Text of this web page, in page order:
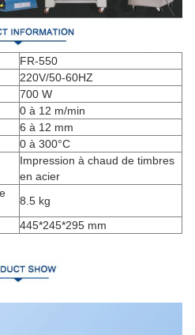
FR-550
220V/50-60HZ
700 W
0 à 12 m/min
6 à 12 mm
0 à 300°C
Impression à chaud de timbres
en acier
8.5 kg
445*245*295 mm